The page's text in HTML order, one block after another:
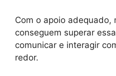
Com o apoio adequado,
conseguem superar
comunicar e interagir
redor.